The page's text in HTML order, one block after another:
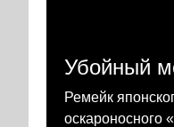
Убойный
Ремейк
оскароносного